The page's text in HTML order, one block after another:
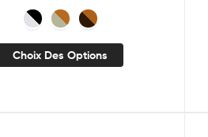
Choix Des Options